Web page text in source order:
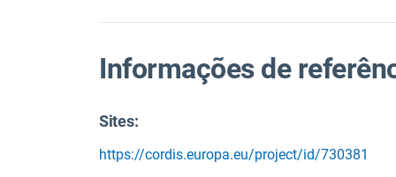
Informações de
Sites:
https://cordis.europa.eu/project/id/730381